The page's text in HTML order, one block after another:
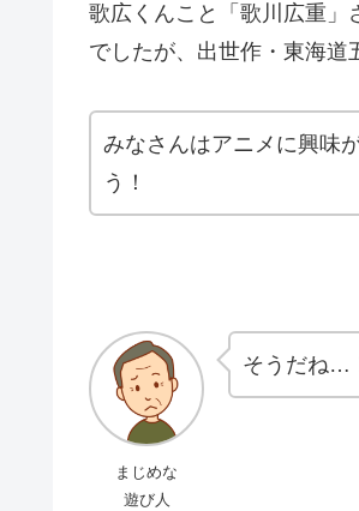
歌広くんこと「歌川広重」
でしたが、出世作・東海道
みなさんはアニメに興味
う！
まじめな
遊び人
そうだね…